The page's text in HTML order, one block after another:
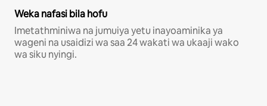
Weka nafasi bila hofu
Imetathminiwa na jumuiya yetu inayoaminika ya
wageni na usaidizi wa saa 24 wakati wa ukaaji wako
wa siku nyingi.